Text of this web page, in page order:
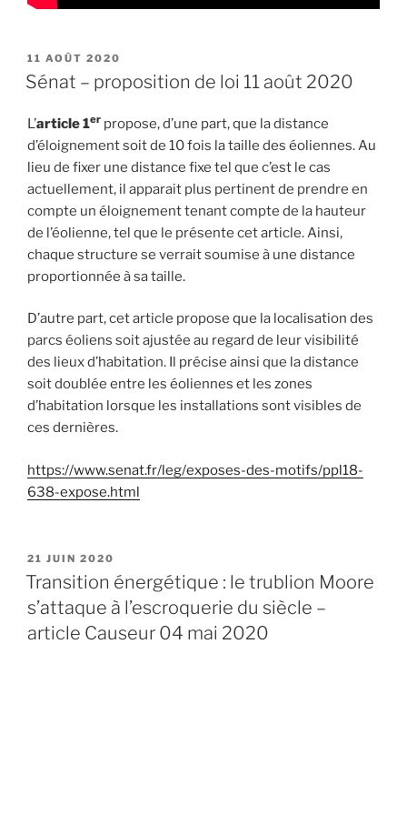
PUBLIÉ
LE
11 AOÛT 2020
Sénat – proposition de loi 11 août 2020
L’article1er propose, d’une part, que la distance
d’éloignement soit de 10 fois la taille des éoliennes. Au
lieu de fixer une distance fixe tel que c’est le cas
actuellement, il apparait plus pertinent de prendre en
compte un éloignement tenant compte de la hauteur
de l’éolienne, tel que le présente cet article. Ainsi,
chaque structure se verrait soumise à une distance
proportionnée à sa taille.
D’autre part, cet article propose que la localisation des
parcs éoliens soit ajustée au regard de leur visibilité
des lieux d’habitation. Il précise ainsi que la distance
soit doublée entre les éoliennes et les zones
d’habitation lorsque les installations sont visibles de
ces dernières.
https://www.senat.fr/leg/exposes-des-motifs/ppl18-
638-expose.html
PUBLIÉ
LE
21 JUIN 2020
Transition énergétique : le trublion Moore
s’attaque à l’escroquerie du siècle –
article Causeur 04 mai 2020